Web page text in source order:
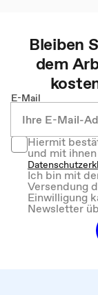
Bleiben
dem
E-Mail
Hiermit
und mit
Ich bin mit
Versendung
Einwilligung
Newsletter